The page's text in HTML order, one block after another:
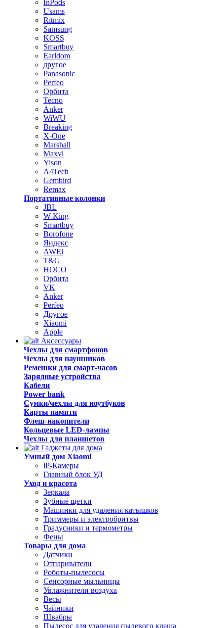
InPods
Usams
Ritmix
Samsung
KOSS
Smartbuy
Earldom
другое
Panasonic
Perfeo
Орбита
Tecno
Anker
WiWU
Breaking
X-One
Marshall
Maxvi
Yison
A4Tech
Gembird
Remax
Портативные колонки
JBL
W-King
Smartbuy
Borofone
Яндекс
AWEi
T&G
HOCO
Орбита
VK
Anker
Perfeo
Другое
Xiaomi
Apple
Аксессуары
Чехлы для смартфонов
Чехлы для наушников
Ремешки для смарт-часов
Зарядные устройства
Кабели
Power bank
Сумки/чехлы для ноутбуков
Карты памяти
Флеш-накопители
Кольцевые LED-лампы
Чехлы для планшетов
Гаджеты для дома
Умный дом Xiaomi
iP-Камеры
Главный блок УД
Уход и красота
Зеркала
Зубные щетки
Машинки для удаления катышков
Триммеры и электробритвы
Градусники и термометры
Фены
Товары для дома
Датчики
Отпариватели
Роботы-пылесосы
Сенсорные мыльницы
Увлажнители воздуха
Весы
Чайники
Швабры
Пылесос для удаления пылевого клеща